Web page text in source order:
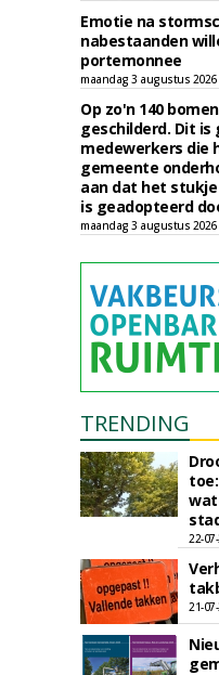
Emotie na
nabestaanden
portemonnee
maandag 3 augustus 2026
Op zo'n 140
geschilderd. Dit is
medewerkers die
gemeente
aan dat het
is geadopteerd
maandag 3 augustus 2026
TRENDING
22-
21-